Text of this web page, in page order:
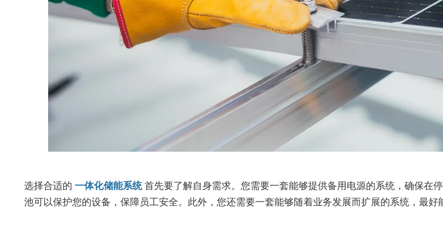
选择合适的一体化储能系统首先要了解自身需求。您需要一套能够提供备用电源的系统，确保在
池可以保护您的设备，保障员工安全。此外，您还需要一套能够随着业务发展而扩展的系统，最好